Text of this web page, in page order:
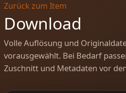
Zurück zum Item
Download
Volle Auflösung und
vorausgewählt. Bei Bedarf
Zuschnitt und Metadaten vor